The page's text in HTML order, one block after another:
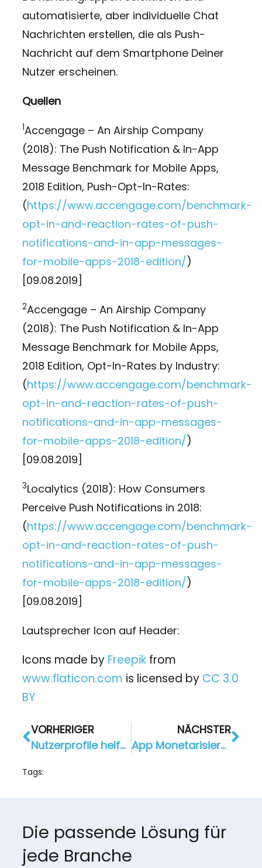
automatisierte, aber individuelle Chat
Nachrichten erstellen, die als Push-
Nachricht auf dem Smartphone Deiner
Nutzer erscheinen.
Quellen
1Accengage – An Airship Company
(2018): The Push Notification & In-App
Message Benchmark for Mobile Apps,
2018 Edition, Push-Opt-In-Rates:
(https://www.accengage.com/benchmark-
opt-in-and-reaction-rates-of-push-
notifications-and-in-app-messages-
for-mobile-apps-2018-edition/)
[09.08.2019]
2Accengage – An Airship Company
(2018): The Push Notification & In-App
Message Benchmark for Mobile Apps,
2018 Edition, Opt-In-Rates by Industry:
(https://www.accengage.com/benchmark-
opt-in-and-reaction-rates-of-push-
notifications-and-in-app-messages-
for-mobile-apps-2018-edition/)
[09.08.2019]
3Localytics (2018): How Consumers
Perceive Push Notifications in 2018:
(https://www.accengage.com/benchmark-
opt-in-and-reaction-rates-of-push-
notifications-and-in-app-messages-
for-mobile-apps-2018-edition/)
[09.08.2019]
Lautsprecher Icon auf Header:
Icons made by Freepikfrom
www.flaticon.com is licensed by CC 3.0
BY
VORHERIGER
Nutzerprofile helfen, mehr über Ihre Kunden zu erfahren
NÄCHSTER
App Monetarisierung in 2019: 6 Wege, die Dir zeigen wie!
Tags:
Die passende Lösung für
jede Branche